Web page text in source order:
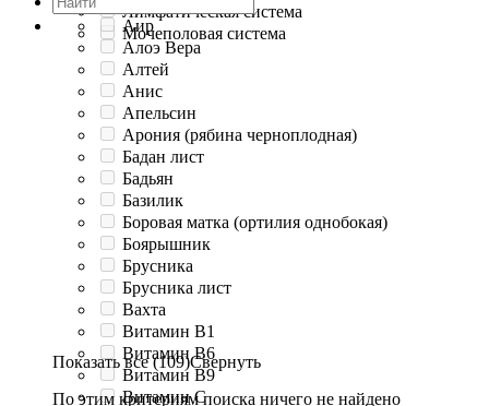
Лимфатическая система
Мочеполовая система
Аир
Алоэ Вера
Алтей
Анис
Апельсин
Арония (рябина черноплодная)
Бадан лист
Бадьян
Базилик
Боровая матка (ортилия однобокая)
Боярышник
Брусника
Брусника лист
Вахта
Витамин B1
Витамин B6
Витамин B9
Витамин C
Показать все (109)Свернуть
По этим критериям поиска ничего не найдено